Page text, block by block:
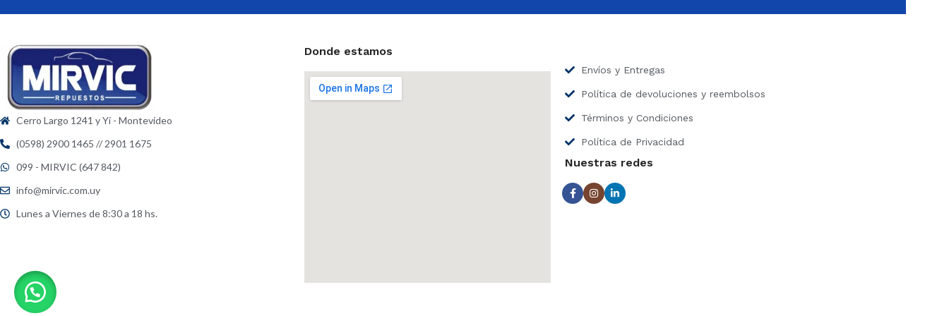
ó
Cerro Largo 1241 y Yi - Montevideo
(0598) 2900 1465 // 2901 1675
099 - MIRVIC (647 842)
info@mirvic.com.uy
Lunes a Viernes de 8:30 a 18 hs.
Donde estamos
Envíos y Entregas
Política de devoluciones y reembolsos
Términos y Condiciones
Política de Privacidad
Nuestras redes